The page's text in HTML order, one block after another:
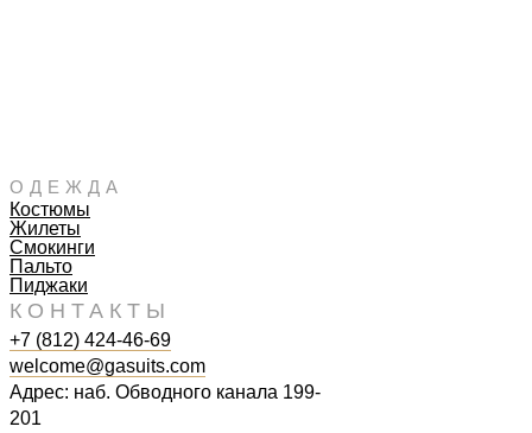
ОДЕЖДА
Костюмы
Жилеты
Смокинги
Пальто
Пиджаки
КОНТАКТЫ
+7 (812) 424-46-69
welcome@gasuits.com
Адрес: наб. Обводного канала 199-
201